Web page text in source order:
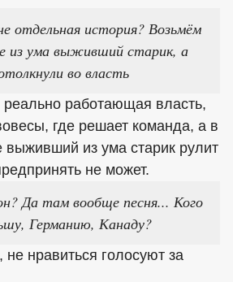
отдельная история? Возьмём
из ума выживший старик, а
во власть
работающая власть,
где решает команда, а в
выживший из ума старик рулит
не может.
Да там вообще песня... Кого
Германию, Канаду?
нравиться голосуют за